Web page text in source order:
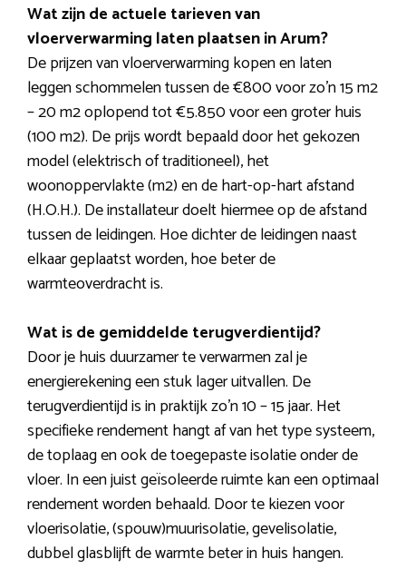
Wat zijn de actuele tarieven van
vloerverwarming laten plaatsen in Arum?
De prijzen van vloerverwarming kopen en laten
leggen schommelen tussen de €800 voor zo’n 15 m2
– 20 m2 oplopend tot €5.850 voor een groter huis
(100 m2). De prijs wordt bepaald door het gekozen
model (elektrisch of traditioneel), het
woonoppervlakte (m2) en de hart-op-hart afstand
(H.O.H.). De installateur doelt hiermee op de afstand
tussen de leidingen. Hoe dichter de leidingen naast
elkaar geplaatst worden, hoe beter de
warmteoverdracht is.
Wat is de gemiddelde terugverdientijd?
Door je huis duurzamer te verwarmen zal je
energierekening een stuk lager uitvallen. De
terugverdientijd is in praktijk zo’n 10 – 15 jaar. Het
specifieke rendement hangt af van het type systeem,
de toplaag en ook de toegepaste isolatie onder de
vloer. In een juist geïsoleerde ruimte kan een optimaal
rendement worden behaald. Door te kiezen voor
vloerisolatie, (spouw)muurisolatie, gevelisolatie,
dubbel glasblijft de warmte beter in huis hangen.